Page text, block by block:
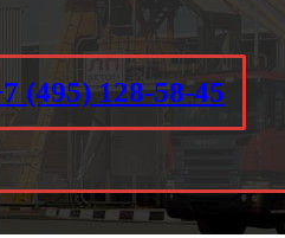
(495) 128-58-45